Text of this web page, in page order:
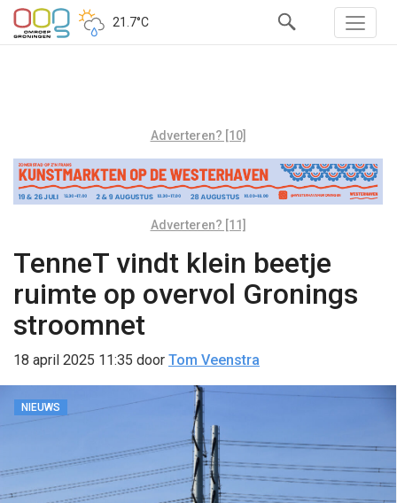
21.7°C
Adverteren? [10]
Adverteren? [11]
TenneT vindt klein beetje
ruimte op overvol Gronings
stroomnet
18 april 2025 11:35 door Tom Veenstra
NIEUWS